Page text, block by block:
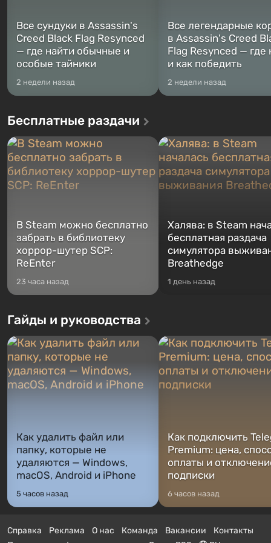
Все сундуки в Assassin's
Creed Black Flag Resynced
— где найти обычные и
особые тайники
2 недели назад
Все легендарные
в Assassin's Creed
Flag Resynced — где
и как победить
2 недели назад
Бесплатные раздачи
В Steam можно бесплатно
забрать в библиотеку
хоррор-шутер SCP:
ReEnter
23 часа назад
Халява: в Steam
бесплатная раздача
симулятора
Breathedge
1 день назад
Гайды и руководства
Как удалить файл или
папку, которые не
удаляются — Windows,
macOS, Android и iPhone
5 часов назад
Как подключить
Premium: цена,
оплаты и
подписки
6 часов назад
Справка Реклама О нас Команда Вакансии
Контакты